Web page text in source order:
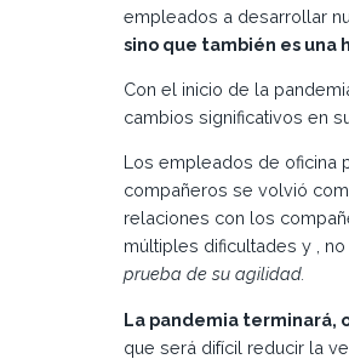
empleados a desarrollar
sino que también es una
Con el inicio de la
cambios significativos en
Los empleados de oficina
compañeros se volvió
relaciones con los
múltiples dificultades y ,
prueba de su agilidad.
La pandemia terminará,
que será difícil reducir la